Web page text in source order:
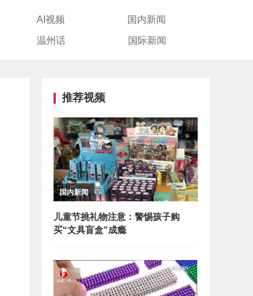
AI视频 国内新闻
温州话 国际新闻
推荐视频
国内新闻
儿童节挑礼物注意：警惕孩子购
买“文具盲盒”成瘾